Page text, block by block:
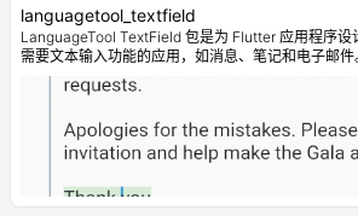
languagetool_textfield
LanguageTool TextField 包是为 Flutter 应用程序设
需要文本输入功能的应用，如消息、笔记和电子邮件